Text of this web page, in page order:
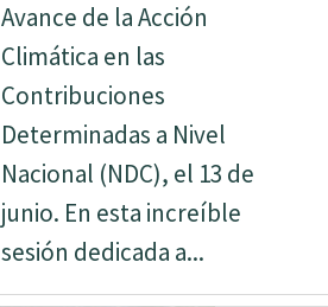
Avance de la Acción
Climática en las
Contribuciones
Determinadas a Nivel
Nacional (NDC), el 13 de
junio. En esta increíble
sesión dedicada a...